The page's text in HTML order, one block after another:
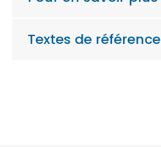
Textes de référence